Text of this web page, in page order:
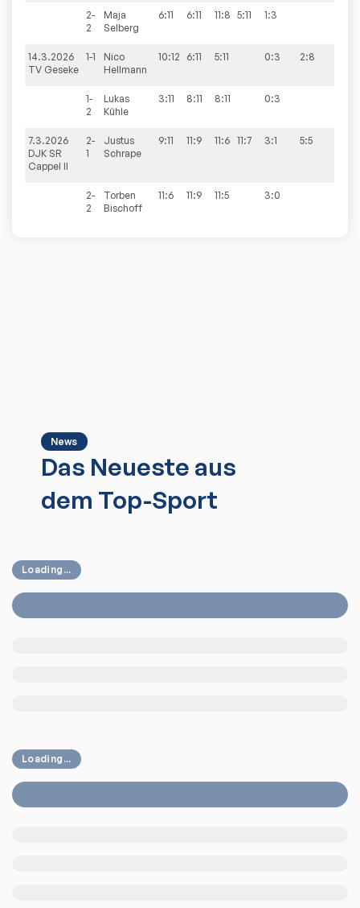
2-
2
Maja
Selberg
6:11 6:11 11:8 5:11 1:3
14.3.2026
TV Geseke
1-1
Nico
Hellmann
10:12 6:11 5:11 0:3 2:8
1-
2
Lukas
Kühle
3:11 8:11 8:11 0:3
7.3.2026
DJK SR
Cappel II
2-
1
Justus
Schrape
9:11 11:9 11:6 11:7 3:1 5:5
2-
2
Torben
Bischoff
11:6 11:9 11:5 3:0
News
Das Neueste aus
dem Top-Sport
Loading...
Loading...